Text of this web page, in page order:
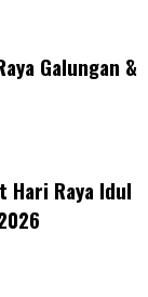
Galungan &
Hari Raya Idul